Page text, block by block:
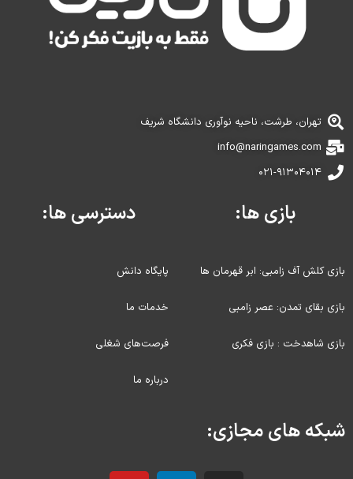
تهران، طرشت، ناحیه نوآوری دانشگاه شریف
info@naringames.com
۰۲۱-۹۱۳۰۴۰۱۴
بازی ها:
بازی کلش آف زامبی: ابر قهرمان ها
بازی بقای تمدن: عصر زامبی
بازی شاهدخت : بازی فکری
دسترسی ها:
پایگاه دانش
خدمات ما
فرصت‌های شغلی
درباره ما
شبکه های مجازی: